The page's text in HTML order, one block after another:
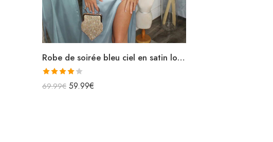
Robe de soirée bleu ciel en satin longue fendue bretelles spaghettis col bénitier lacets dans le dos
Note
69.99€ 59.99€